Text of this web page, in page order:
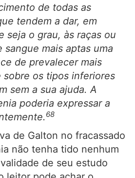
de todas as
tendem a dar, em
seja o grau, às raças ou
sangue mais aptas uma
de prevalecer mais
sobre os tipos inferiores
sem a sua ajuda. A
poderia expressar a
68
de Galton no fracassado
não tenha tido nenhum
de seu estudo